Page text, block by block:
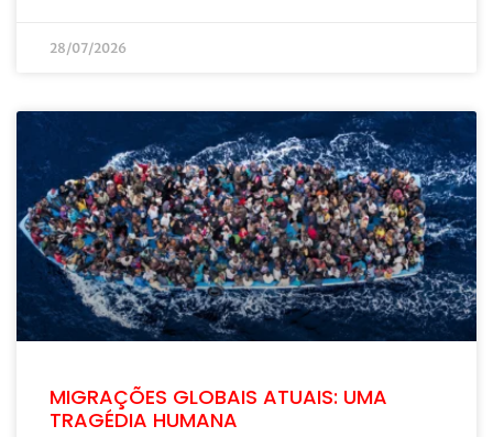
28/07/2026
MIGRAÇÕES GLOBAIS ATUAIS: UMA
TRAGÉDIA HUMANA